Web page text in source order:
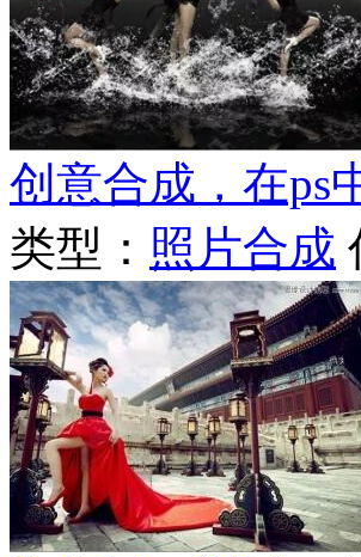
创意合成，在ps
类型： 照片合成